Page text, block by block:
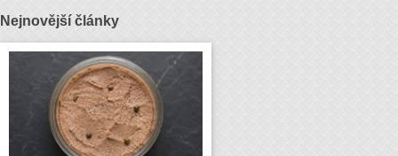
Nejnovější články